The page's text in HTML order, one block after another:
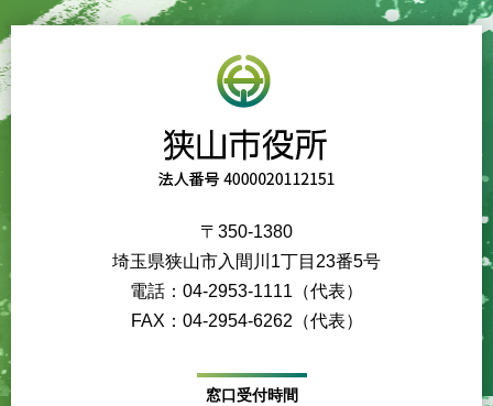
〒350-1380
埼玉県狭山市入間川1丁目23番5号
電話：04-2953-1111（代表）
FAX：04-2954-6262（代表）
窓口受付時間